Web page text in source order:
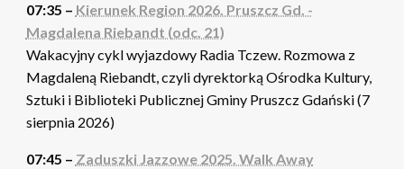
07:35 – Kierunek Region 2026. Pruszcz Gd. -
Magdalena Riebandt (odc. 21)
Wakacyjny cykl wyjazdowy Radia Tczew. Rozmowa z
Magdaleną Riebandt, czyli dyrektorką Ośrodka Kultury,
Sztuki i Biblioteki Publicznej Gminy Pruszcz Gdański (7
sierpnia 2026)
07:45 – Zaduszki Jazzowe 2025. Walk Away